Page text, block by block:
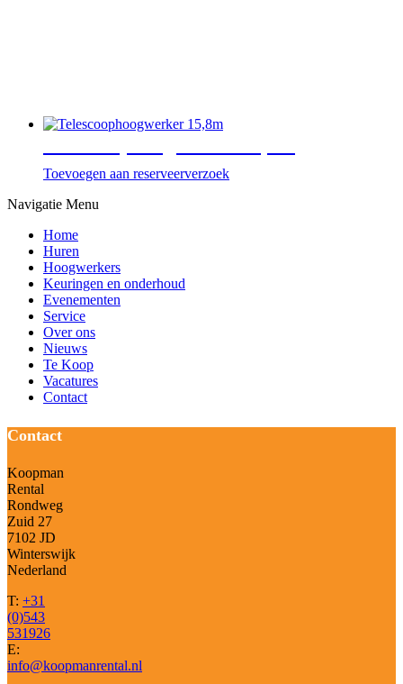
Toevoegen aan reserveerverzoek
Navigatie Menu
Home
Huren
Hoogwerkers
Keuringen en onderhoud
Evenementen
Service
Over ons
Nieuws
Te Koop
Vacatures
Contact
Contact
Koopman
Rental
Rondweg
Zuid 27
7102 JD
Winterswijk
Nederland
T: +31
(0)543
531926
E:
info@koopmanrental.nl